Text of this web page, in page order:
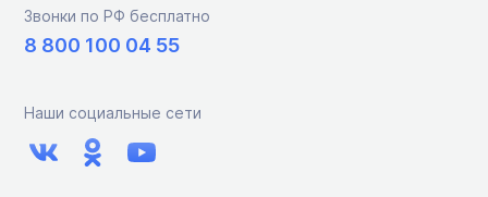
Звонки по РФ бесплатно
8 800 100 04 55
Наши социальные сети